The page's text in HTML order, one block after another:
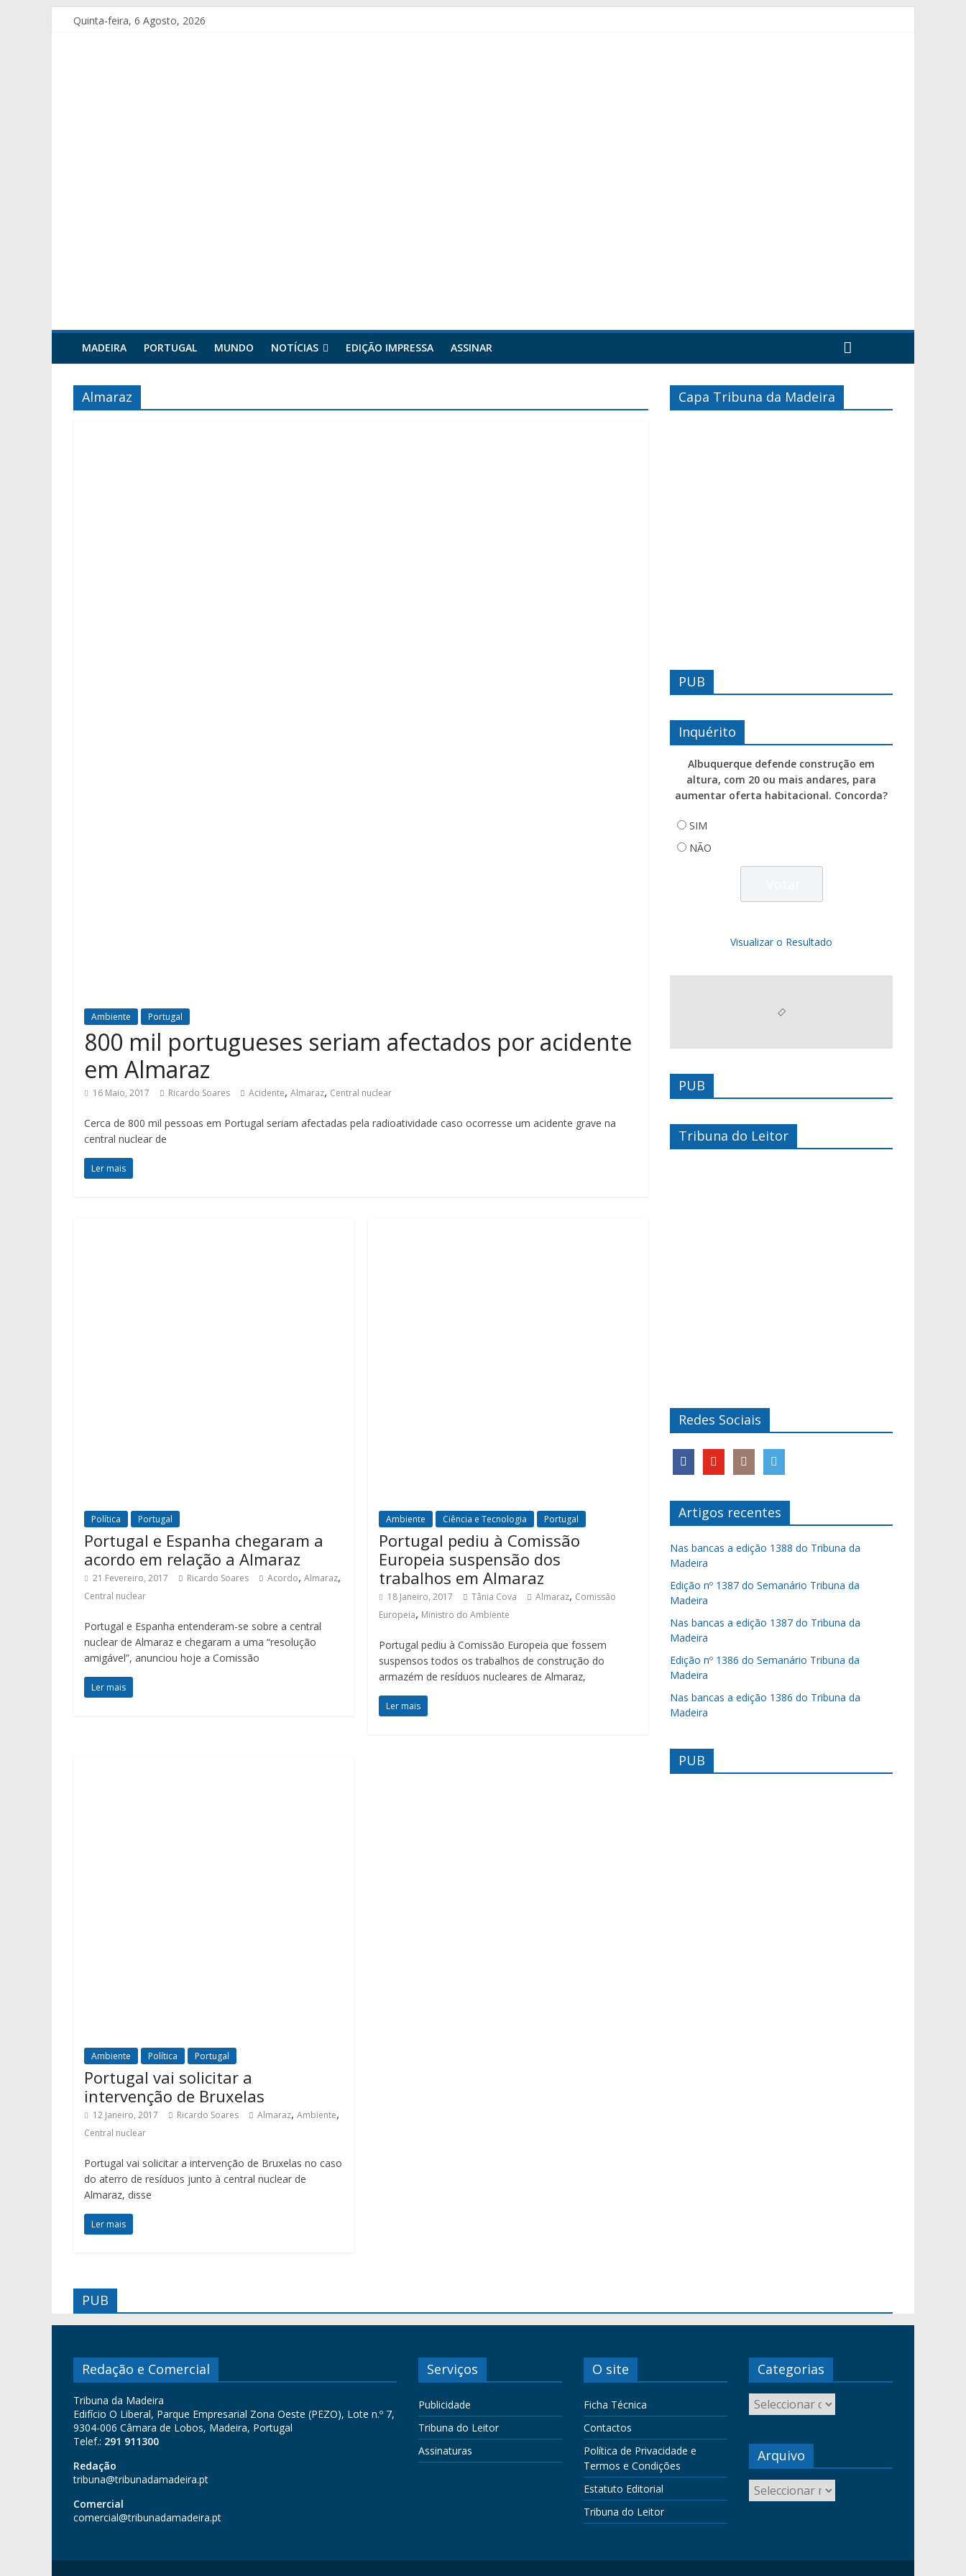
Quinta-feira, 6 Agosto, 2026
MADEIRA PORTUGAL MUNDO NOTÍCIAS EDIÇÃO IMPRESSA ASSINAR
Almaraz
Ambiente Portugal
800 mil portugueses seriam afectados por acidente
em Almaraz
16 Maio, 2017 Ricardo Soares Acidente, Almaraz, Central nuclear
Cerca de 800 mil pessoas em Portugal seriam afectadas pela radioatividade caso ocorresse um acidente grave na
central nuclear de
Ler mais
Política Portugal
Portugal e Espanha chegaram a
acordo em relação a Almaraz
21 Fevereiro, 2017 Ricardo Soares Acordo, Almaraz,
Central nuclear
Portugal e Espanha entenderam-se sobre a central
nuclear de Almaraz e chegaram a uma “resolução
amigável”, anunciou hoje a Comissão
Ler mais
Ambiente Ciência e Tecnologia Portugal
Portugal pediu à Comissão
Europeia suspensão dos
trabalhos em Almaraz
18 Janeiro, 2017 Tânia Cova Almaraz, Comissão
Europeia, Ministro do Ambiente
Portugal pediu à Comissão Europeia que fossem
suspensos todos os trabalhos de construção do
armazém de resíduos nucleares de Almaraz,
Ler mais
Ambiente Política Portugal
Portugal vai solicitar a
intervenção de Bruxelas
12 Janeiro, 2017 Ricardo Soares Almaraz, Ambiente,
Central nuclear
Portugal vai solicitar a intervenção de Bruxelas no caso
do aterro de resíduos junto à central nuclear de
Almaraz, disse
Ler mais
Capa Tribuna da Madeira
PUB
Inquérito
Albuquerque defende construção em
altura, com 20 ou mais andares, para
aumentar oferta habitacional. Concorda?
SIM
NÃO
Visualizar o Resultado
PUB
Tribuna do Leitor
Redes Sociais
Artigos recentes
Nas bancas a edição 1388 do Tribuna da
Madeira
Edição nº 1387 do Semanário Tribuna da
Madeira
Nas bancas a edição 1387 do Tribuna da
Madeira
Edição nº 1386 do Semanário Tribuna da
Madeira
Nas bancas a edição 1386 do Tribuna da
Madeira
PUB
PUB
Redação e Comercial
Tribuna da Madeira
Edifício O Liberal, Parque Empresarial Zona Oeste (PEZO), Lote n.º 7,
9304-006 Câmara de Lobos, Madeira, Portugal
Telef.: 291 911300
Redação
tribuna@tribunadamadeira.pt
Comercial
comercial@tribunadamadeira.pt
Serviços
Publicidade
Tribuna do Leitor
Assinaturas
O site
Ficha Técnica
Contactos
Política de Privacidade e
Termos e Condições
Estatuto Editorial
Tribuna do Leitor
Categorias
Arquivo